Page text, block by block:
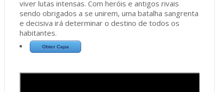
viver lutas intensas. Com heróis e antigos rivais
sendo obrigados a se unirem, uma batalha sangrenta
e decisiva irá determinar o destino de todos os
habitantes.
Obter Capa